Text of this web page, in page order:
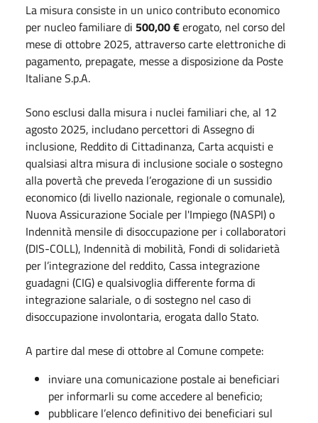
La misura consiste in un unico contributo economico
per nucleo familiare di 500,00 €erogato, nel corso del
mese di ottobre 2025, attraverso carte elettroniche di
pagamento, prepagate, messe a disposizione da Poste
Italiane S.p.A.
Sono esclusi dalla misura i nuclei familiari che, al 12
agosto 2025, includano percettori di Assegno di
inclusione, Reddito di Cittadinanza, Carta acquisti e
qualsiasi altra misura di inclusione sociale o sostegno
alla povertà che preveda l’erogazione di un sussidio
economico (di livello nazionale, regionale o comunale),
Nuova Assicurazione Sociale per l'Impiego (NASPI) o
Indennità mensile di disoccupazione per i collaboratori
(DIS-COLL), Indennità di mobilità, Fondi di solidarietà
per l’integrazione del reddito, Cassa integrazione
guadagni (CIG) e qualsivoglia differente forma di
integrazione salariale, o di sostegno nel caso di
disoccupazione involontaria, erogata dallo Stato.
A partire dal mese di ottobre al Comune compete:
inviare una comunicazione postale ai beneficiari
per informarli su come accedere al beneficio;
pubblicare l’elenco definitivo dei beneficiari sul